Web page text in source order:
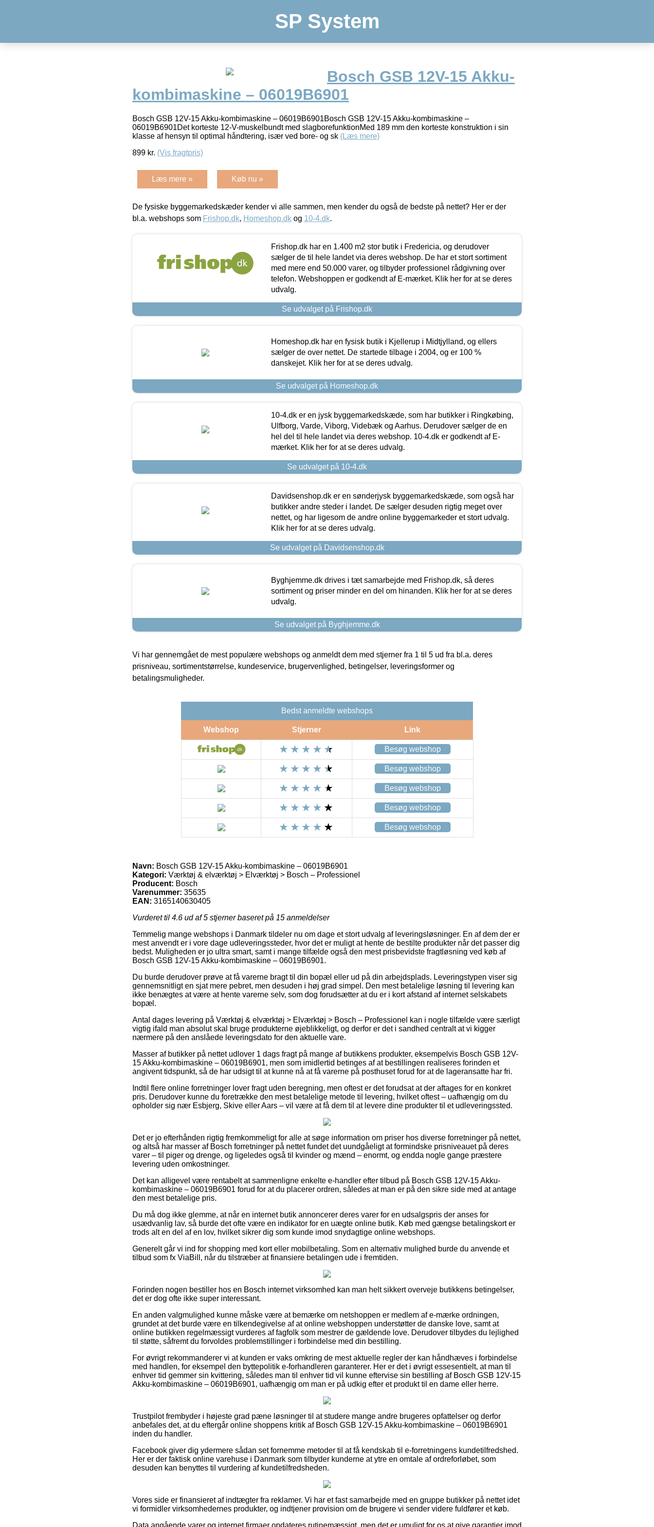
SP System
Bosch GSB 12V-15 Akku-
kombimaskine – 06019B6901
Bosch GSB 12V-15 Akku-kombimaskine – 06019B6901Bosch GSB 12V-15 Akku-kombimaskine –
06019B6901Det korteste 12-V-muskelbundt med slagborefunktionMed 189 mm den korteste konstruktion i sin
klasse af hensyn til optimal håndtering, især ved bore- og sk (Læs mere)
899 kr. (Vis fragtpris)
Læs mere » Køb nu »
De fysiske byggemarkedskæder kender vi alle sammen, men kender du også de bedste på nettet? Her er der
bl.a. webshops som Frishop.dk, Homeshop.dk og 10-4.dk.
Frishop.dk har en 1.400 m2 stor butik i Fredericia, og derudover
sælger de til hele landet via deres webshop. De har et stort sortiment
med mere end 50.000 varer, og tilbyder professionel rådgivning over
telefon. Webshoppen er godkendt af E-mærket. Klik her for at se deres
udvalg.
Se udvalget på Frishop.dk
Homeshop.dk har en fysisk butik i Kjellerup i Midtjylland, og ellers
sælger de over nettet. De startede tilbage i 2004, og er 100 %
danskejet. Klik her for at se deres udvalg.
Se udvalget på Homeshop.dk
10-4.dk er en jysk byggemarkedskæde, som har butikker i Ringkøbing,
Ulfborg, Varde, Viborg, Videbæk og Aarhus. Derudover sælger de en
hel del til hele landet via deres webshop. 10-4.dk er godkendt af E-
mærket. Klik her for at se deres udvalg.
Se udvalget på 10-4.dk
Davidsenshop.dk er en sønderjysk byggemarkedskæde, som også har
butikker andre steder i landet. De sælger desuden rigtig meget over
nettet, og har ligesom de andre online byggemarkeder et stort udvalg.
Klik her for at se deres udvalg.
Se udvalget på Davidsenshop.dk
Byghjemme.dk drives i tæt samarbejde med Frishop.dk, så deres
sortiment og priser minder en del om hinanden. Klik her for at se deres
udvalg.
Se udvalget på Byghjemme.dk
Vi har gennemgået de mest populære webshops og anmeldt dem med stjerner fra 1 til 5 ud fra bl.a. deres
prisniveau, sortimentstørrelse, kundeservice, brugervenlighed, betingelser, leveringsformer og
betalingsmuligheder.
Bedst anmeldte webshops
Webshop Stjerner Link
Besøg webshop
Besøg webshop
Besøg webshop
Besøg webshop
Besøg webshop
Navn: Bosch GSB 12V-15 Akku-kombimaskine – 06019B6901
Kategori: Værktøj & elværktøj > Elværktøj > Bosch – Professionel
Producent: Bosch
Varenummer: 35635
EAN: 3165140630405
Vurderet til 4.6 ud af 5 stjerner baseret på 15 anmeldelser
Temmelig mange webshops i Danmark tildeler nu om dage et stort udvalg af leveringsløsninger. En af dem der er
mest anvendt er i vore dage udleveringssteder, hvor det er muligt at hente de bestilte produkter når det passer dig
bedst. Muligheden er jo ultra smart, samt i mange tilfælde også den mest prisbevidste fragtløsning ved køb af
Bosch GSB 12V-15 Akku-kombimaskine – 06019B6901.
Du burde derudover prøve at få varerne bragt til din bopæl eller ud på din arbejdsplads. Leveringstypen viser sig
gennemsnitligt en sjat mere pebret, men desuden i høj grad simpel. Den mest betalelige løsning til levering kan
ikke benægtes at være at hente varerne selv, som dog forudsætter at du er i kort afstand af internet selskabets
bopæl.
Antal dages levering på Værktøj & elværktøj > Elværktøj > Bosch – Professionel kan i nogle tilfælde være særligt
vigtig ifald man absolut skal bruge produkterne øjeblikkeligt, og derfor er det i sandhed centralt at vi kigger
nærmere på den anslåede leveringsdato for den aktuelle vare.
Masser af butikker på nettet udlover 1 dags fragt på mange af butikkens produkter, eksempelvis Bosch GSB 12V-
15 Akku-kombimaskine – 06019B6901, men som imidlertid betinges af at bestillingen realiseres forinden et
angivent tidspunkt, så de har udsigt til at kunne nå at få varerne på posthuset forud for at de lageransatte har fri.
Indtil flere online forretninger lover fragt uden beregning, men oftest er det forudsat at der aftages for en konkret
pris. Derudover kunne du foretrække den mest betalelige metode til levering, hvilket oftest – uafhængig om du
opholder sig nær Esbjerg, Skive eller Aars – vil være at få dem til at levere dine produkter til et udleveringssted.
Det er jo efterhånden rigtig fremkommeligt for alle at søge information om priser hos diverse forretninger på nettet,
og altså har masser af Bosch forretninger på nettet fundet det uundgåeligt at formindske prisniveauet på deres
varer – til piger og drenge, og ligeledes også til kvinder og mænd – enormt, og endda nogle gange præstere
levering uden omkostninger.
Det kan alligevel være rentabelt at sammenligne enkelte e-handler efter tilbud på Bosch GSB 12V-15 Akku-
kombimaskine – 06019B6901 forud for at du placerer ordren, således at man er på den sikre side med at antage
den mest betalelige pris.
Du må dog ikke glemme, at når en internet butik annoncerer deres varer for en udsalgspris der anses for
usædvanlig lav, så burde det ofte være en indikator for en uægte online butik. Køb med gængse betalingskort er
trods alt en del af en lov, hvilket sikrer dig som kunde imod snydagtige online webshops.
Generelt går vi ind for shopping med kort eller mobilbetaling. Som en alternativ mulighed burde du anvende et
tilbud som fx ViaBill, når du tilstræber at finansiere betalingen ude i fremtiden.
Forinden nogen bestiller hos en Bosch internet virksomhed kan man helt sikkert overveje butikkens betingelser,
det er dog ofte ikke super interessant.
En anden valgmulighed kunne måske være at bemærke om netshoppen er medlem af e-mærke ordningen,
grundet at det burde være en tilkendegivelse af at online webshoppen understøtter de danske love, samt at
online butikken regelmæssigt vurderes af fagfolk som mestrer de gældende love. Derudover tilbydes du lejlighed
til støtte, såfremt du forvoldes problemstillinger i forbindelse med din bestilling.
For øvrigt rekommanderer vi at kunden er vaks omkring de mest aktuelle regler der kan håndhæves i forbindelse
med handlen, for eksempel den byttepolitik e-forhandleren garanterer. Her er det i øvrigt essesentielt, at man til
enhver tid gemmer sin kvittering, således man til enhver tid vil kunne eftervise sin bestilling af Bosch GSB 12V-15
Akku-kombimaskine – 06019B6901, uafhængig om man er på udkig efter et produkt til en dame eller herre.
Trustpilot frembyder i højeste grad pæne løsninger til at studere mange andre brugeres opfattelser og derfor
anbefales det, at du eftergår online shoppens kritik af Bosch GSB 12V-15 Akku-kombimaskine – 06019B6901
inden du handler.
Facebook giver dig ydermere sådan set fornemme metoder til at få kendskab til e-forretningens kundetilfredshed.
Her er der faktisk online varehuse i Danmark som tilbyder kunderne at ytre en omtale af ordreforløbet, som
desuden kan benyttes til vurdering af kundetilfredsheden.
Vores side er finansieret af indtægter fra reklamer. Vi har et fast samarbejde med en gruppe butikker på nettet idet
vi formidler virksomhedernes produkter, og indtjener provision om de brugere vi sender videre fuldfører et køb.
Data angående varer og internet firmaer opdateres rutinemæssigt, men det er umuligt for os at give garantier imod